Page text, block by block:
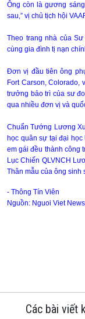
Ông còn là gương
sau,” vị chủ tịch hội
Theo trang nhà của
cùng gia đình tị nạn
Ðơn vị đầu tiên ông
Fort Carson, Colorado,
trưởng bảo trì của sư
qua nhiều đơn vị và
Chuẩn Tướng Lương
học quân sự tại đại học
em gái đều thành công
Lục Chiến QLVNCH
Thân mẫu của ông sinh
- Thông Tín Viên
Nguồn: Nguoi Viet
Các bài viết